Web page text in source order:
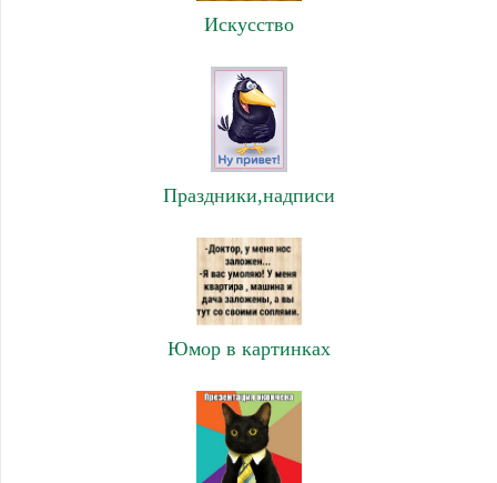
Искусство
Праздники,надписи
Юмор в картинках